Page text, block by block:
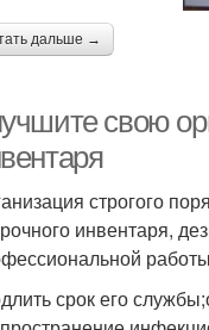
дальше →
свою
строгого
инвентаря,
срок его